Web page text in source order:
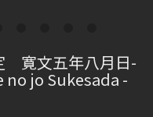
寛文五年八月日-
jo Sukesada -